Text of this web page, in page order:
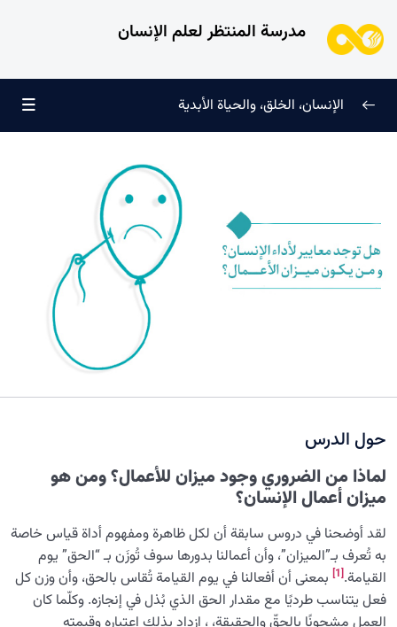
مدرسة المنتظر لعلم الإنسان
سرّ الفرح والسكينة الدائمة 0/13
0/13
نضوج الطفل الغالي للروح 0/8
القضاء والقدر والاختيار
ميزان القيامة: بأي معيار يُقاس القلب السليم؟
هل توجد معايير لأداء الإنسان؟ ومن يكون ميزان الأعمال؟
ما مدى تأثير مستوى علم الإنسان على أسلوب حیاته؟ وهل
ثمة معيار أسمى من ملکات قلبیة؟
ماهية الثقلين ودورهما في سعادتنا، وعلاقتهما بميزان الأعمال
الإنسان، الخلق، والحياة الأبدية
حول الدرس
لماذا من الضروري وجود ميزان للأعمال؟ ومن هو
ميزان أعمال الإنسان؟
لقد أوضحنا في دروس سابقة أن لكل ظاهرة ومفهوم أداة قياس خاصة
به تُعرف بـ”الميزان”، وأن أعمالنا بدورها سوف تُوزَن بـ “الحق” يوم
القيامة.[1]
بمعنى أن أفعالنا في يوم القيامة تُقاس بالحق، وأن وزن كل
فعل يتناسب طرديًا مع مقدار الحق الذي بُذل في إنجازه. وكلّما كان